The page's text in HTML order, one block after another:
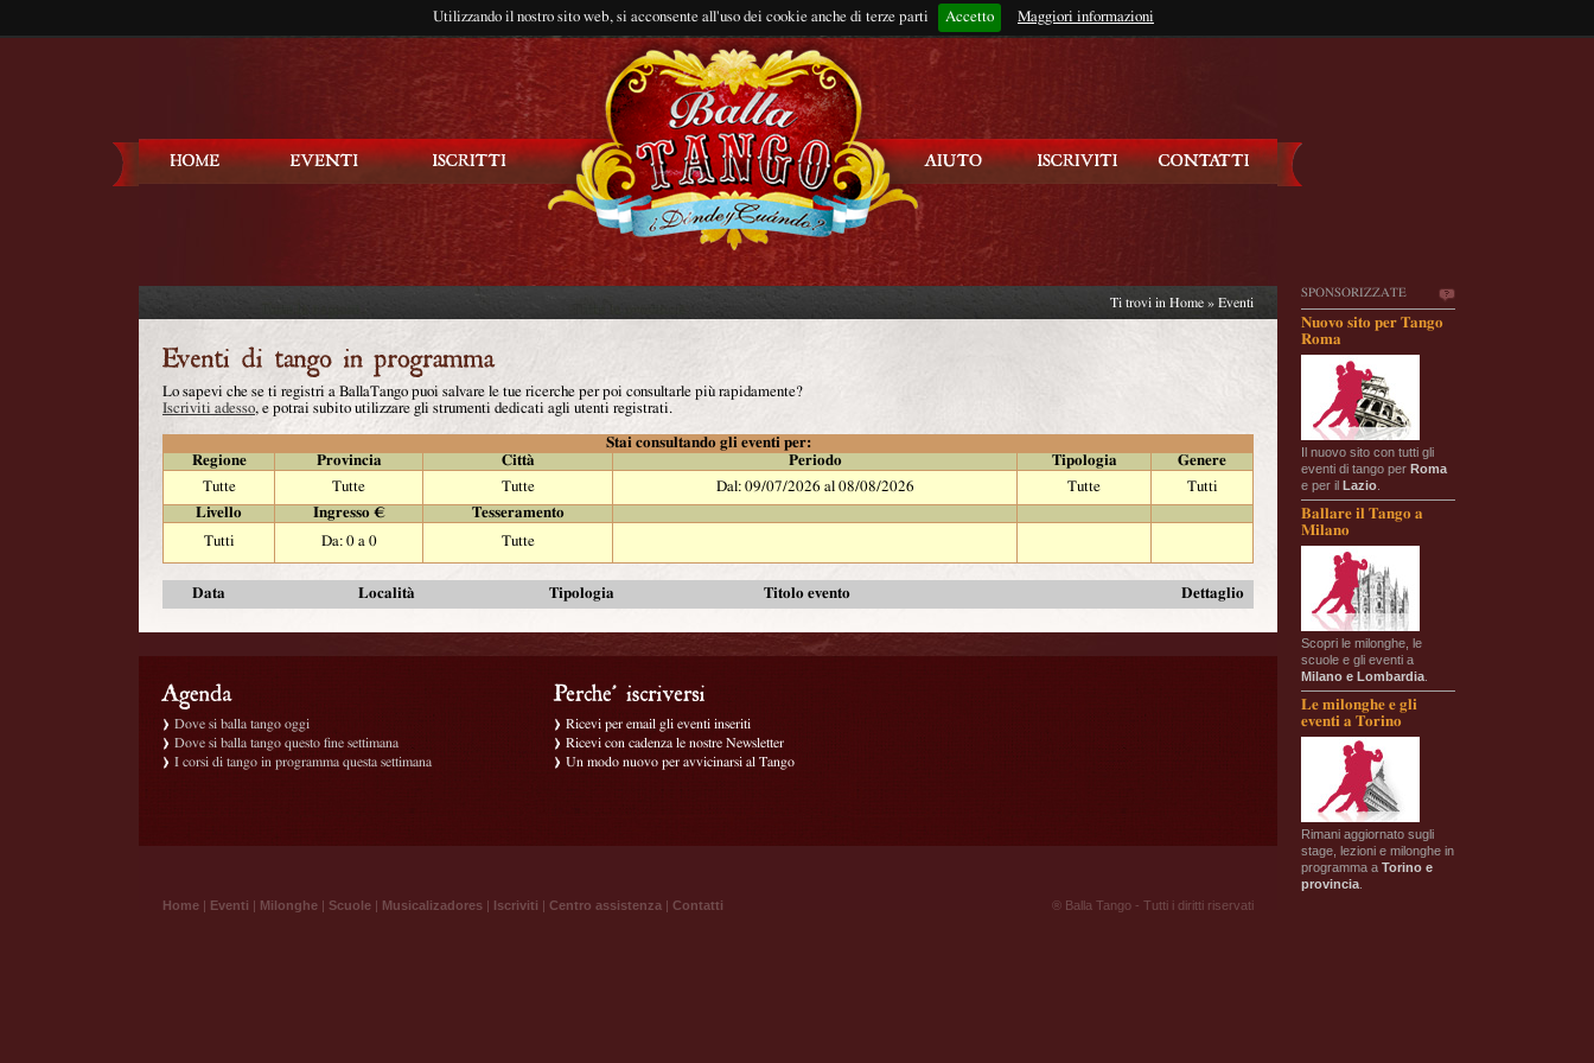
Utilizzando il nostro sito web, si acconsente all'uso dei cookie anche di terze parti Accetto Maggiori informazioni
Rimani connesso?
SPONSORIZZATE
Nuovo sito per Tango
Roma
Il nuovo sito con tutti gli
eventi di tango per Roma
e per il Lazio
Ballare il Tango a
Milano
Scopri le milonghe, le
scuole e gli eventi a
Milano e Lombardia
Le milonghe e gli
eventi a Torino
Rimani aggiornato sugli
stage, lezioni e milonghe in
programma a Torino e
provincia
Ti trovi in Home » Eventi
Lo sapevi che se ti registri a BallaTango puoi salvare le tue ricerche per poi consultarle più rapidamente?
Iscriviti adesso, e potrai subito utilizzare gli strumenti dedicati agli utenti registrati.
Stai consultando gli eventi per:
Regione
Provincia Città Periodo Tipologia
Genere
Tutte
Tutte Tutte Dal: 09/07/2026 al 08/08/2026 Tutte
Tutti
Livello
Ingresso €
Tesseramento
Tutti
Da: 0 a 0 Tutte
Data Località Tipologia Titolo evento Dettaglio
Dove si balla tango oggi
Dove si balla tango questo fine settimana
I corsi di tango in programma questa settimana
Ricevi per email gli eventi inseriti
Ricevi con cadenza le nostre Newsletter
Un modo nuovo per avvicinarsi al Tango
Home | Eventi | Milonghe | Scuole | Musicalizadores | Iscriviti | Centro assistenza | Contatti ® Balla Tango - Tutti i diritti riservati